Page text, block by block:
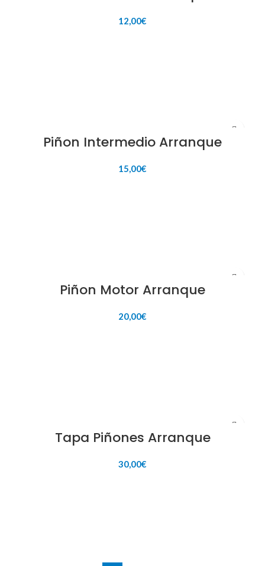
12,00€
Piñon Intermedio Arranque
15,00€
Piñon Motor Arranque
20,00€
Tapa Piñones Arranque
30,00€